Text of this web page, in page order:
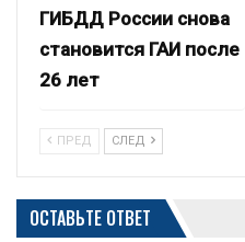
ГИБДД России снова
становится ГАИ после
26 лет
ПРЕД СЛЕД
ОСТАВЬТЕ ОТВЕТ